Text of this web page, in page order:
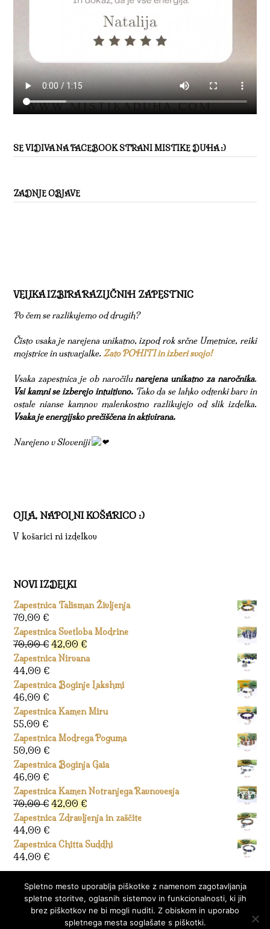
SE VIDIVA NA FACEBOOK STRANI MISTIKE DUHA :)
ZADNJE OBJAVE
VELIKA IZBIRA RAZLIČNIH ZAPESTNIC
Po čem se razlikujemo od drugih?
Čisto vsaka je narejena unikatno, izpod rok srčne Umetnice, reiki
mojstrice in ustvarjalke.Zato POHITI in izberi svojo!
Vsaka zapestnica je ob naročilunarejena unikatno za naročnika.
Vsi kamni se izberejo intuitivno.Tako da se lahko odtenki barv in
ostale nianse kamnov malenkostno razlikujejo od slik izdelka.
Vsaka je energijsko prečiščena in aktivirana.
Narejeno v Sloveniji
OJLA, NAPOLNI KOŠARICO :)
V košarici ni izdelkov
NOVI IZDELKI
Zapestnica Talisman Življenja
70,00 €
Zapestnica Svetloba Modrine
70,00€ Izvirna
cena
bila:
42,00 €Trenutna
cena
42,00 €.
Zapestnica Nirvana
44,00 €
Zapestnica Boginje Lakshmi
46,00 €
Zapestnica Kamen Miru
55,00 €
Zapestnica Modrega Poguma
50,00 €
Zapestnica Boginja Gaia
46,00 €
Zapestnica Kamen Notranjega Ravnovesja
70,00€ Izvirna
cena
bila:
42,00 €Trenutna
cena
42,00 €.
Zapestnica Zdravljenja in zaščite
44,00 €
Zapestnica Chitta Suddhi
44,00 €
Spletno mesto uporablja piškotke z namenom zagotavljanja
spletne storitve, oglasnih sistemov in funkcionalnosti, ki jih
brez piškotkov ne bi mogli nuditi. Z obiskom in uporabo
spletnega mesta soglašate s piškotki.